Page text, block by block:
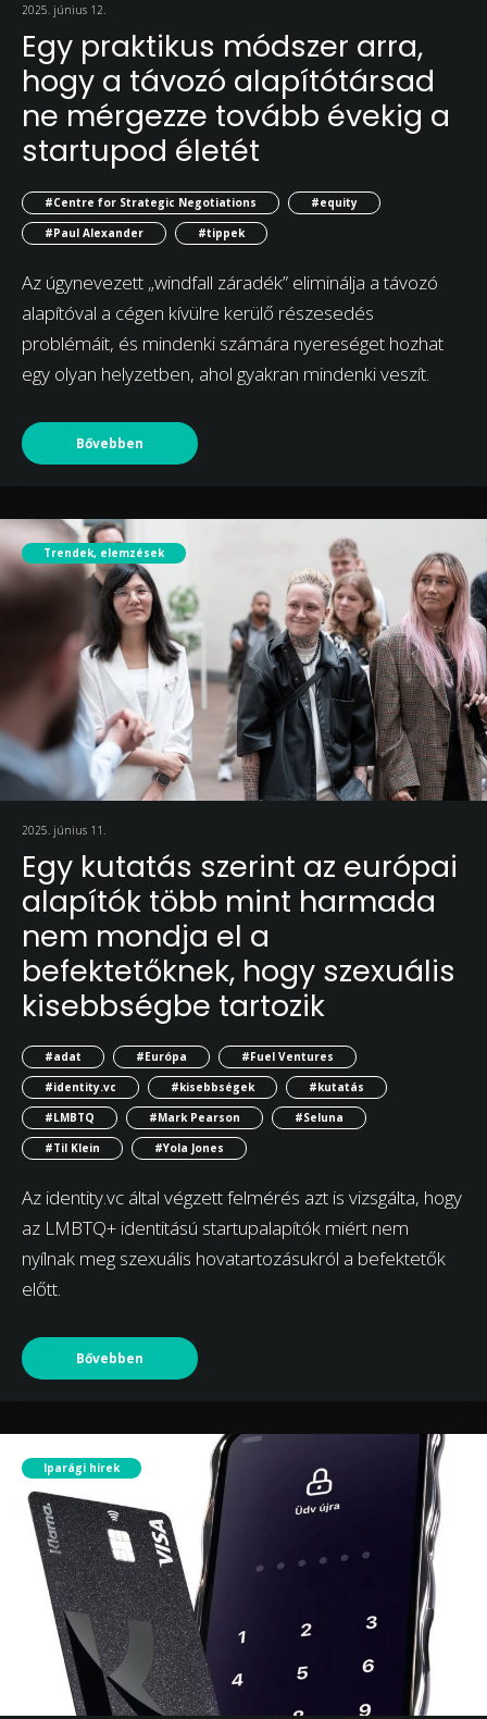
2025. június 12.
Egy praktikus módszer arra,
hogy a távozó alapítótársad
ne mérgezze tovább évekig a
startupod életét
#Centre for Strategic Negotiations
#equity
#Paul Alexander
#tippek
Az úgynevezett „windfall záradék” eliminálja a távozó
alapítóval a cégen kívülre kerülő részesedés
problémáit, és mindenki számára nyereséget hozhat
egy olyan helyzetben, ahol gyakran mindenki veszít.
Bővebben
Trendek, elemzések
2025. június 11.
Egy kutatás szerint az európai
alapítók több mint harmada
nem mondja el a
befektetőknek, hogy szexuális
kisebbségbe tartozik
#adat #Európa
#Fuel Ventures
#identity.vc
#kisebbségek
#kutatás
#LMBTQ
#Mark Pearson
#Seluna
#Til Klein
#Yola Jones
Az identity.vc által végzett felmérés azt is vizsgálta, hogy
az LMBTQ+ identitású startupalapítók miért nem
nyílnak meg szexuális hovatartozásukról a befektetők
előtt.
Bővebben
Iparági hírek